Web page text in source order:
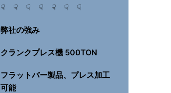
☟ ☟ ☟ ☟ ☟ ☟ ☟
弊社の強み
クランクプレス機 500TON
フラットバー製品、プレス加工
可能